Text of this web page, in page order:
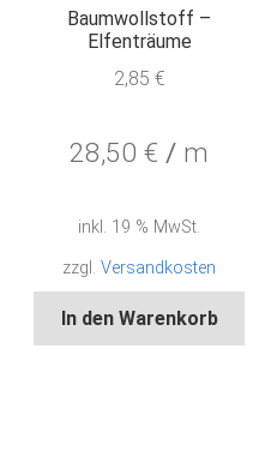
Baumwollstoff –
Elfenträume
2,85 €
28,50€ / m
inkl. 19 % MwSt.
zzgl.Versandkosten
In den Warenkorb